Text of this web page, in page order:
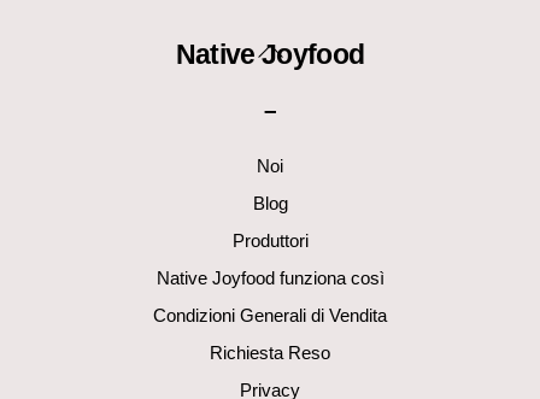
Back
Native Joyfood
–
Noi
Blog
Produttori
Native Joyfood funziona così
Condizioni Generali di Vendita
Richiesta Reso
Privacy